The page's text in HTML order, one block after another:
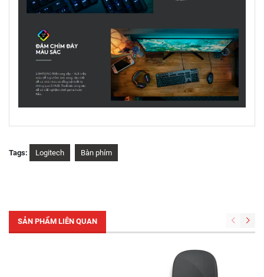
Tags: Logitech Bàn phím
SẢN PHẨM LIÊN QUAN